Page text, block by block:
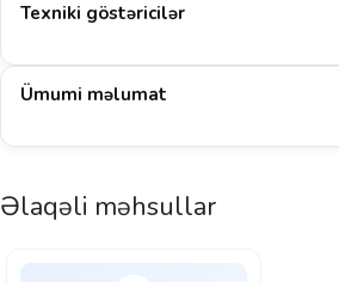
Texniki göstəricilər
Ümumi məlumat
Əlaqəli məhsullar